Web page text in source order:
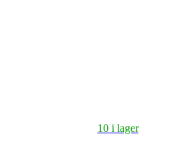
10 i lager